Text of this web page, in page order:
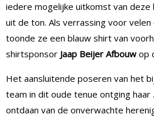
iedere mogelijke uitkomst van
uit de ton. Als verrassing voor
toonde ze een blauw shirt van
shirtsponsor Jaap Beijer Afbouw op
Het aansluitende poseren van het
team in dit oude tenue ontging haar
ontdaan van de onverwachte